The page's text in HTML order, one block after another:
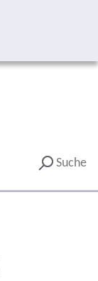
Suche